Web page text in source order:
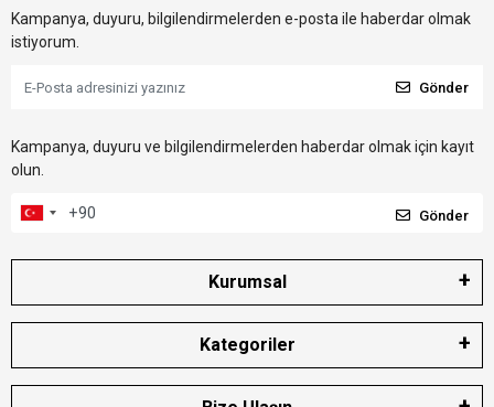
Kampanya, duyuru, bilgilendirmelerden e-posta ile haberdar olmak
istiyorum.
Gönder
Kampanya, duyuru ve bilgilendirmelerden haberdar olmak için kayıt
olun.
Gönder
Kurumsal
Kategoriler